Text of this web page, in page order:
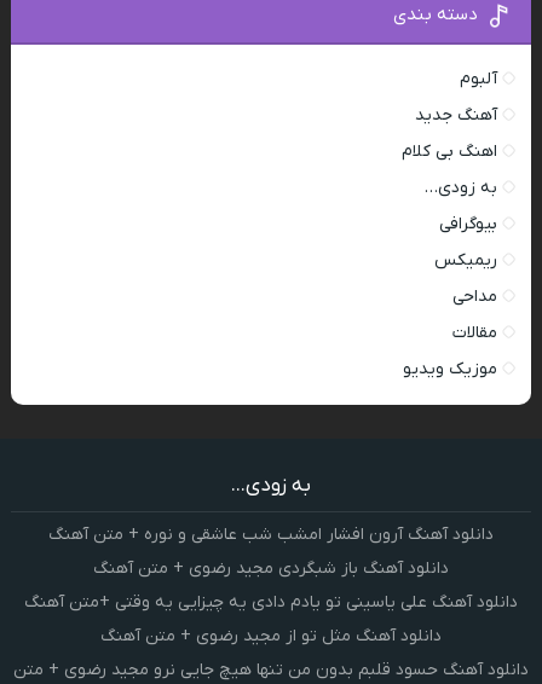
دسته بندی
آلبوم
آهنگ جدید
اهنگ بی کلام
به زودی…
بیوگرافی
ریمیکس
مداحی
مقالات
موزیک ویدیو
به زودی...
دانلود آهنگ آرون افشار امشب شب عاشقی و نوره + متن آهنگ
دانلود آهنگ باز شبگردی مجید رضوی + متن آهنگ
دانلود آهنگ علی یاسینی تو یادم دادی یه چیزایی یه وقتی +متن آهنگ
دانلود آهنگ مثل تو از مجید رضوی + متن آهنگ
دانلود آهنگ حسود قلبم بدون من تنها هیچ جایی نرو مجید رضوی + متن